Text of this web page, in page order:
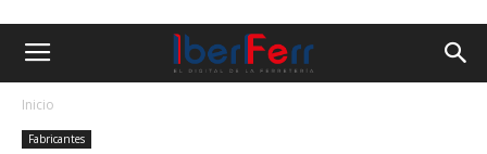
Inicio
Fabricantes